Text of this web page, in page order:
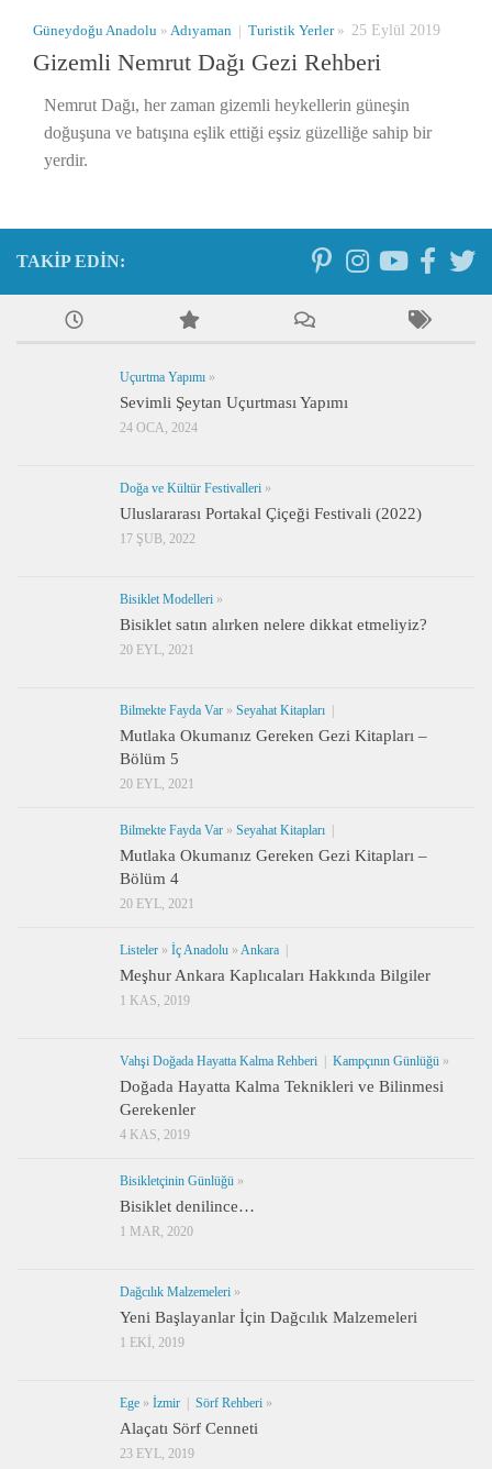
Güneydoğu Anadolu » Adıyaman | Turistik Yerler» 25 Eylül 2019
Gizemli Nemrut Dağı Gezi Rehberi
Nemrut Dağı, her zaman gizemli heykellerin güneşin
doğuşuna ve batışına eşlik ettiği eşsiz güzelliğe sahip bir
yerdir.
TAKIP EDIN:
Uçurtma Yapımı »
Sevimli Şeytan Uçurtması Yapımı
24 OCA, 2024
Doğa ve Kültür Festivalleri »
Uluslararası Portakal Çiçeği Festivali (2022)
17 ŞUB, 2022
Bisiklet Modelleri »
Bisiklet satın alırken nelere dikkat etmeliyiz?
20 EYL, 2021
Bilmekte Fayda Var » Seyahat Kitapları
Mutlaka Okumanız Gereken Gezi Kitapları –
Bölüm 5
20 EYL, 2021
Bilmekte Fayda Var » Seyahat Kitapları
Mutlaka Okumanız Gereken Gezi Kitapları –
Bölüm 4
20 EYL, 2021
Listeler » İç Anadolu » Ankara
Meşhur Ankara Kaplıcaları Hakkında Bilgiler
1 KAS, 2019
Vahşi Doğada Hayatta Kalma Rehberi Kampçının Günlüğü »
Doğada Hayatta Kalma Teknikleri ve Bilinmesi
Gerekenler
4 KAS, 2019
Bisikletçinin Günlüğü »
Bisiklet denilince…
1 MAR, 2020
Dağcılık Malzemeleri »
Yeni Başlayanlar İçin Dağcılık Malzemeleri
1 EKI, 2019
Ege » İzmir Sörf Rehberi »
Alaçatı Sörf Cenneti
23 EYL, 2019